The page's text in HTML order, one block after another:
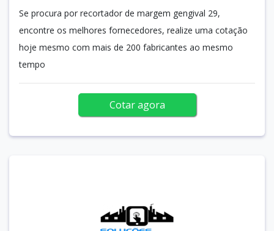
Se procura por recortador de margem gengival 29,
encontre os melhores fornecedores, realize uma cotação
hoje mesmo com mais de 200 fabricantes ao mesmo
tempo
Cotar agora